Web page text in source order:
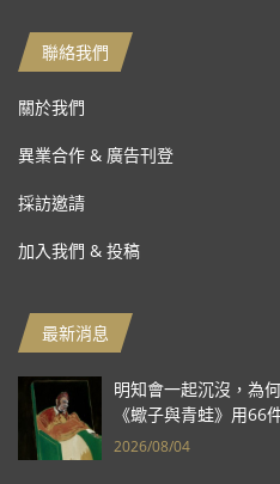
聯絡我們
關於我們
異業合作 & 廣告刊登
採訪邀請
加入我們 & 投稿
最新消息
明知會一起沉沒，為
《蠍子與青蛙》用66
2026/08/04